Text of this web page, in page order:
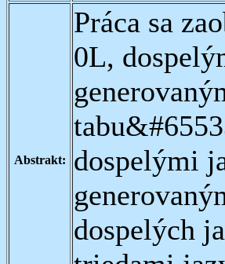
Abstrakt:
Práca sa
0L,
dospelými
dospelých